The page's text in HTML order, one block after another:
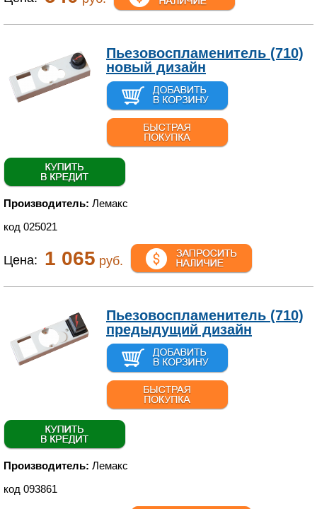
Пьезовоспламенитель (710)
новый дизайн
Производитель: Лемакс
код 025021
Цена: 1 065 руб.
Пьезовоспламенитель (710)
предыдущий дизайн
Производитель: Лемакс
код 093861